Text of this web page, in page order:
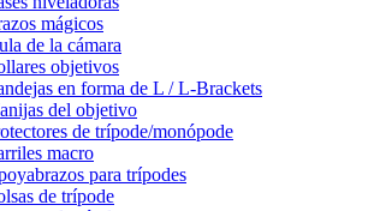
mágicos
de la cámara
objetivos
en forma de L / L-Brackets
del objetivo
de trípode/monópode
macro
para trípodes
de trípode